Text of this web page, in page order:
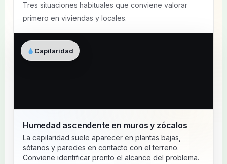
Tres situaciones habituales que conviene valorar
primero en viviendas y locales.
Capilaridad
Humedad ascendente en muros y zócalos
La capilaridad suele aparecer en plantas bajas,
sótanos y paredes en contacto con el terreno.
Conviene identificar pronto el alcance del problema.